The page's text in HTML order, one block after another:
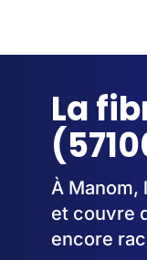
La
À Manom,
et couvre
encore